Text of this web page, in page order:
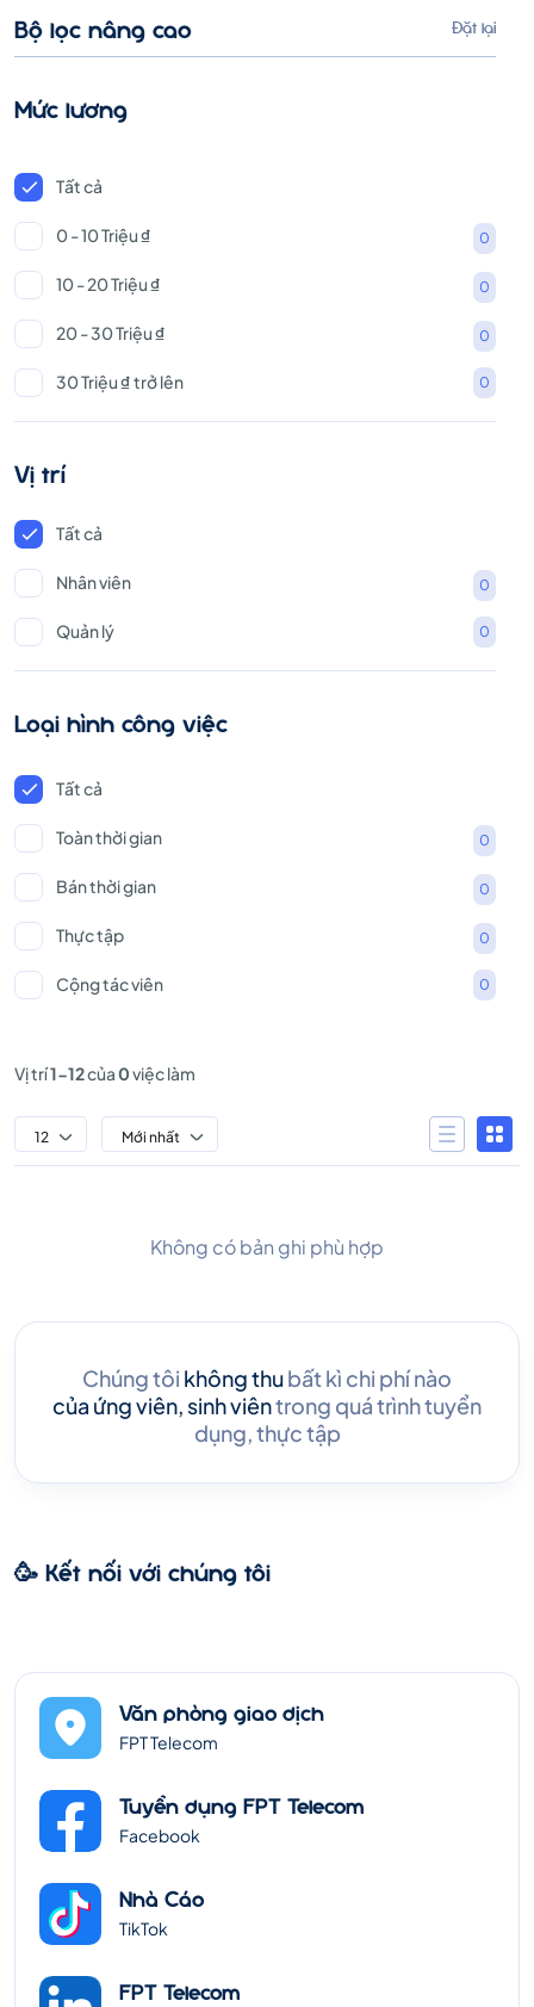
Bộ lọc nâng cao Đặt lại
Mức lương
Tất cả
0 - 10 Triệu ₫ 0
10 - 20 Triệu ₫ 0
20 - 30 Triệu ₫ 0
30 Triệu ₫ trở lên 0
Vị trí
Tất cả
Nhân viên 0
Quản lý 0
Loại hình công việc
Tất cả
Toàn thời gian 0
Bán thời gian 0
Thực tập 0
Cộng tác viên 0
Vị trí1-12của0việc làm
12 Mới nhất
Không có bản ghi phù hợp
Chúng tôi không thubất kì chi phí nào
của ứng viên, sinh viêntrong quá trình tuyển
dụng, thực tập
🥳 Kết nối với chúng tôi
Văn phòng giao dịch
FPT Telecom
Tuyển dụng FPT Telecom
Facebook
Nhà Cáo
TikTok
FPT Telecom